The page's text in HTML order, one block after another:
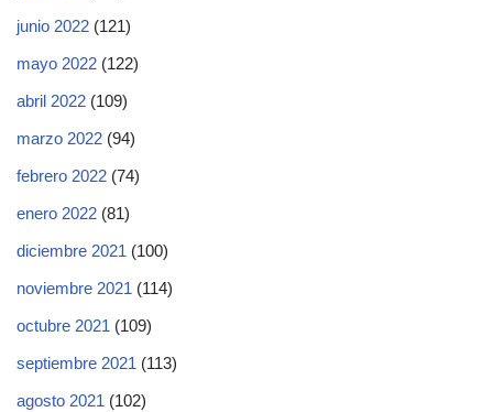
junio 2022 (121)
mayo 2022 (122)
abril 2022 (109)
marzo 2022 (94)
febrero 2022 (74)
enero 2022 (81)
diciembre 2021 (100)
noviembre 2021 (114)
octubre 2021 (109)
septiembre 2021 (113)
agosto 2021 (102)